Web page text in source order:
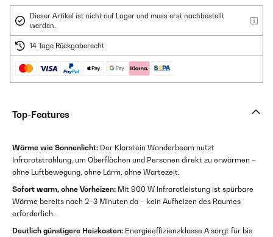
Dieser Artikel ist nicht auf Lager und muss erst nachbestellt
werden.
14 Tage Rückgaberecht
Top-Features
Wärme wie Sonnenlicht: Der Klarstein Wonderbeam nutzt
Infrarotstrahlung, um Oberflächen und Personen direkt zu erwärmen –
ohne Luftbewegung, ohne Lärm, ohne Wartezeit.
Sofort warm, ohne Vorheizen: Mit 900 W Infrarotleistung ist spürbare
Wärme bereits nach 2–3 Minuten da – kein Aufheizen des Raumes
erforderlich.
Deutlich günstigere Heizkosten: Energieeffizienzklasse A sorgt für bis